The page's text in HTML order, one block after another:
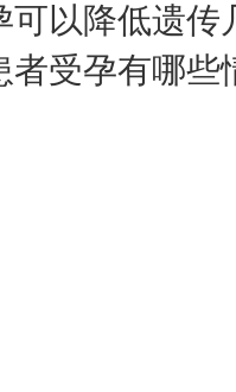
学院...
可以降低遗传
者受孕有哪些